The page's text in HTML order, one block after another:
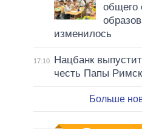
общего
изменилось
17:10
Нацбанк
честь Папы
Больше